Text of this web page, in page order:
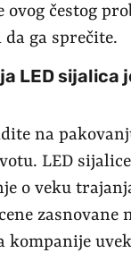
ovog čestog
ga sprečite.
LED sijalica
na
LED
o veku
zasnovane
kompanije